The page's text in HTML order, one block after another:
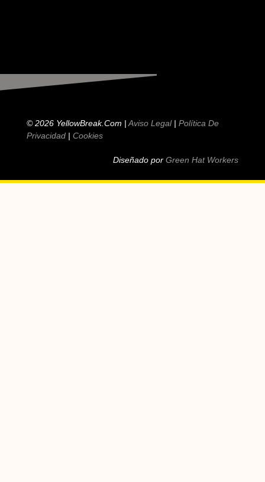
© 2026 YellowBreak.com |Aviso Legal| Política De
Privacidad| Cookies
Diseñado porGreen Hat Workers